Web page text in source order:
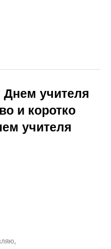
учителя
и коротко
учителя